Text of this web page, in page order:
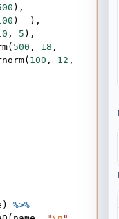
)  ),
, 5
( 500 , 18
( 100 , 12
) %>%